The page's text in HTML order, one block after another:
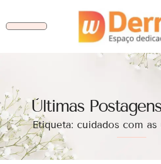
Ùltimas
Etiqueta: cuidados com as